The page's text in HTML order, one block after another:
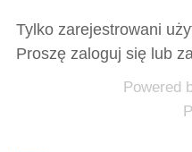
Tylko zarejestrowani
Proszę zaloguj się lub
Powered